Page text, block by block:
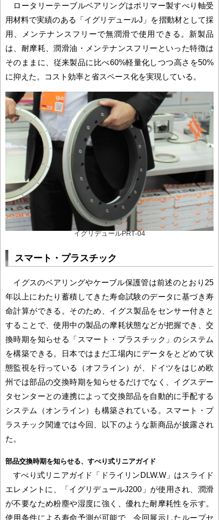
ロータリーテーブルベアリングはポリマー製すべり軸受
用材料で実績のある「イグリデュールJ」を摺動材として採
用、メンテナンスフリーで無潤滑で使用できる。新製品
は、耐摩耗、潤滑油・メンテナンスフリーといった特徴は
そのままに、従来製品に比べ60%軽量化しつつ高さを50%
に抑えた。コスト効率と省スペース化を実現している。
イグリデュールPRT-04
スマート・プラスチック
イグスのベアリングやケーブル保護管は前述のとおり25
年以上にわたり蓄積してきた寿命試験のデータに基づき寿
命計算ができる。そのため、イグス製品をセンサー付きと
することで、使用中の製品の摩耗状態などが把握でき、交
換時期を知らせる「スマート・プラスチック」のシステム
を構築できる。日本ではまだ工場内にデータをとどめて状
態監視を行っている（オフライン）が、ドイツをはじめ欧
州では部品の交換時期を知らせるだけでなく、イグスデー
タセンターとの連携によって交換部品を自動的に手配する
システム（オンライン）も構築されている。スマート・プ
ラスチック関連では今回、以下のような新商品が披露され
た。
部品交換時期を知らせる、すべり式リニアガイド
すべり式リニアガイド「ドライリンDLW.W」はスライド
エレメントに、「イグリデュールJ200」が使用され、潤滑
が不要なため粉塵や湿度に強く、優れた耐摩耗性を示す。
使用条件による寿命予測が可能で、今回展示したループセ